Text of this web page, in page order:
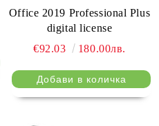
Office 2019 Professional Plus
digital license
€92.03
180.00лв.